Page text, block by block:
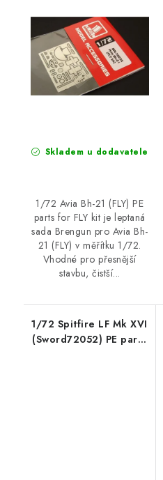
Skladem u dodavatele
1/72 Avia Bh-21 (FLY) PE
parts for FLY kit je leptaná
sada Brengun pro Avia Bh-
21 (FLY) v měřítku 1/72.
Vhodné pro přesnější
stavbu, čistší...
1/72 Spitfire LF Mk XVI
(Sword72052) PE parts